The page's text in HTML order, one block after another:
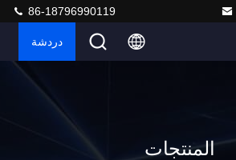
86-18796990119
دردشة
المنتجات